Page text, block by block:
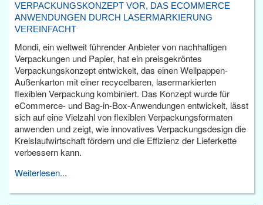
VERPACKUNGSKONZEPT VOR, DAS ECOMMERCE
ANWENDUNGEN DURCH LASERMARKIERUNG
VEREINFACHT
Mondi, ein weltweit führender Anbieter von nachhaltigen
Verpackungen und Papier, hat ein preisgekröntes
Verpackungskonzept entwickelt, das einen Wellpappen-
Außenkarton mit einer recycelbaren, lasermarkierten
flexiblen Verpackung kombiniert. Das Konzept wurde für
eCommerce- und Bag-in-Box-Anwendungen entwickelt, lässt
sich auf eine Vielzahl von flexiblen Verpackungsformaten
anwenden und zeigt, wie innovatives Verpackungsdesign die
Kreislaufwirtschaft fördern und die Effizienz der Lieferkette
verbessern kann.
Weiterlesen...